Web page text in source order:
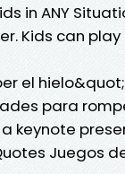
in ANY
Kids can
el
para
keynote
Juegos